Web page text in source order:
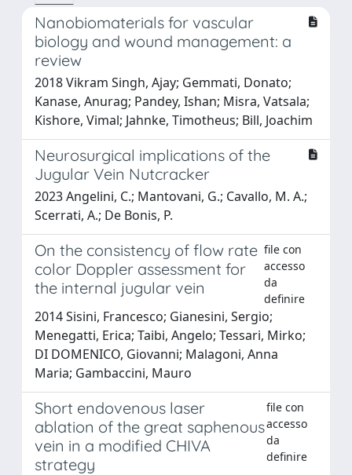
Nanobiomaterials for vascular
biology and wound management: a
review
2018 Vikram Singh, Ajay; Gemmati, Donato;
Kanase, Anurag; Pandey, Ishan; Misra, Vatsala;
Kishore, Vimal; Jahnke, Timotheus; Bill, Joachim
Neurosurgical implications of the
Jugular Vein Nutcracker
2023 Angelini, C.; Mantovani, G.; Cavallo, M. A.;
Scerrati, A.; De Bonis, P.
On the consistency of flow rate
color Doppler assessment for
the internal jugular vein
file con
accesso
da
definire
2014 Sisini, Francesco; Gianesini, Sergio;
Menegatti, Erica; Taibi, Angelo; Tessari, Mirko;
DI DOMENICO, Giovanni; Malagoni, Anna
Maria; Gambaccini, Mauro
Short endovenous laser
ablation of the great saphenous
vein in a modified CHIVA
strategy
file con
accesso
da
definire